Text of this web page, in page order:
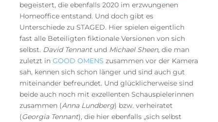
begeistert, die ebenfalls 2020 im erzwungenen
Homeoffice entstand. Und doch gibt es
Unterschiede zu STAGED. Hier spielen eigentlich
fast alle Beteiligten fiktionale Versionen von sich
selbst. David Tennantund Michael Sheen, die man
zuletzt in GOOD OMENS zusammen vor der Kamera
sah, kennen sich schon länger und sind auch gut
miteinander befreundet. Und glücklicherweise sind
beide auch noch mit exzellenten Schauspielerinnen
zusammen (Anna Lundberg) bzw. verheiratet
(Georgia Tennant), die hier ebenfalls „sich selbst